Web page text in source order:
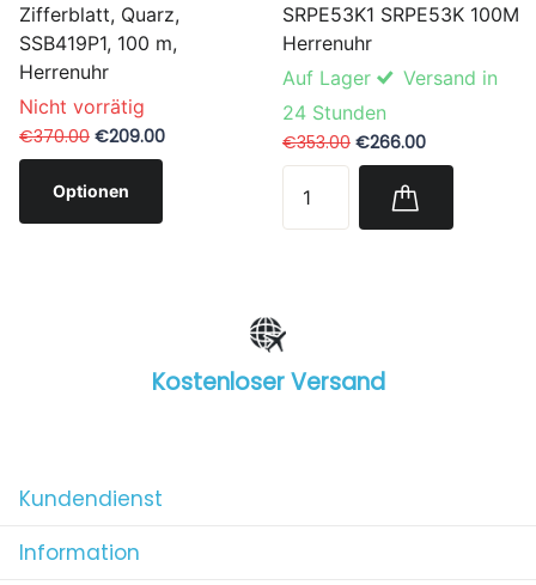
Zifferblatt, Quarz,
SSB419P1, 100 m,
Herrenuhr
Nicht vorrätig
€370.00 €209.00
Optionen
SRPE53K1 SRPE53K 100M
Herrenuhr
Auf Lager
Versand in
24 Stunden
€353.00 €266.00
Kostenloser Versand
Kundendienst
Information